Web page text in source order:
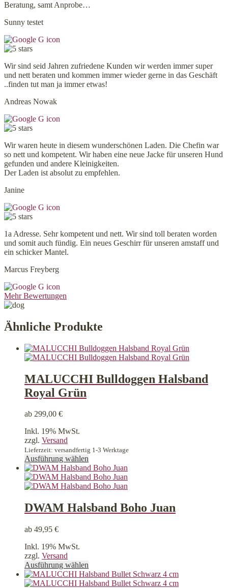
Beratung, samt Anprobe…
Sunny testet
Wir sind seid Jahren zufriedene Kunden wir werden immer super
und nett beraten und kommen immer wieder gerne in das Geschäft
..finden tut man ja immer etwas!
Andreas Nowak
Wir waren heute in diesem wunderschönen Laden. Die Chefin war
so nett und kompetent. Wir haben eine neue Jacke für unseren Hund
gefunden und andere Kleinigkeiten.
Der Laden ist absolut zu empfehlen.
Janine
1a Adresse. Sehr kompetent und nett. Wir sind toll beraten worden
und somit auch fündig. Ein neues Geschirr für unseren amstaff und
ein schicker Mantel.
Marcus Freyberg
Mehr Bewertungen
Ähnliche Produkte
MALUCCHI Bulldoggen Halsband
Royal Grün
ab 299,00 €
Inkl. 19% MwSt.
zzgl. Versand
Lieferzeit: versandfertig 1-3 Werktage
Ausführung wählen
Produkt
weist
mehrere
auf.
Die
gewählt
werden
DWAM Halsband Boho Juan
ab 49,95 €
Inkl. 19% MwSt.
zzgl. Versand
Ausführung wählen
Produkt
weist